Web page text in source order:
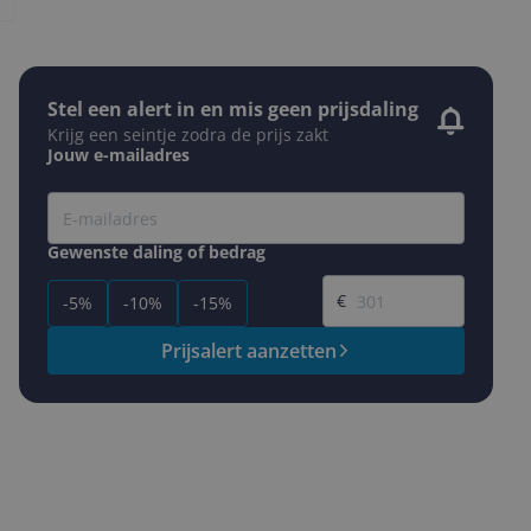
Stel een alert in en mis geen prijsdaling
Krijg een seintje zodra de prijs zakt
Jouw e-mailadres
Gewenste daling of bedrag
-5% -10% -15%
Gewenste prijs
€
Prijsalert aanzetten